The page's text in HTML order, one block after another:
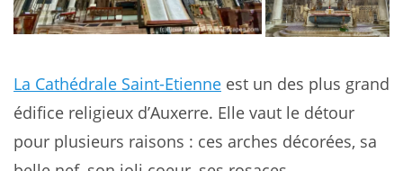
La Cathédrale Saint-Etienne est un des plus grand
édifice religieux d’Auxerre. Elle vaut le détour
pour plusieurs raisons : ces arches décorées, sa